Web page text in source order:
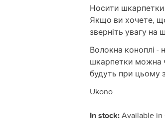
Носити
Якщо ви хочете,
зверніть увагу на
Волокна коноплі -
шкарпетки можна
будуть при цьому
Ukono
In stock:Available in